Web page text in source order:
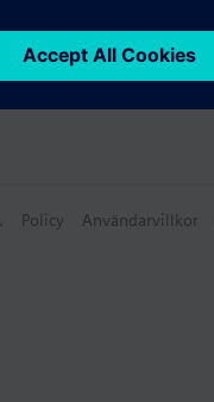
Policy Användarvillkor